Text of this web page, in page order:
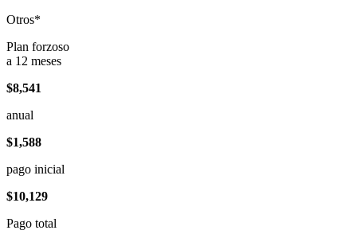
Otros*
Plan forzoso
a 12 meses
$8,541
anual
$1,588
pago inicial
$10,129
Pago total